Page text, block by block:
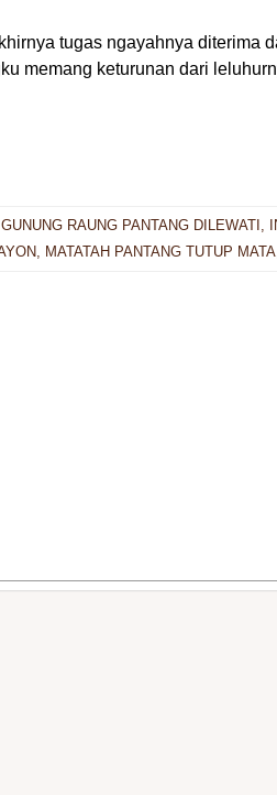
tugas ngayahnya diterima
memang keturunan dari
RAUNG PANTANG DILEWATI,
MATATAH PANTANG TUTUP